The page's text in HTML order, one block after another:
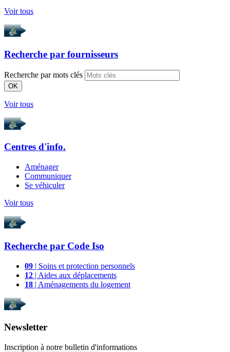
Voir tous
Recherche par fournisseurs
Recherche par mots clés
OK
Voir tous
Centres d'info.
Aménager
Communiquer
Se véhiculer
Voir tous
Recherche par Code Iso
09 | Soins et protection personnels
12 | Aides aux déplacements
18 | Aménagements du logement
Newsletter
Inscription à notre bulletin d'informations